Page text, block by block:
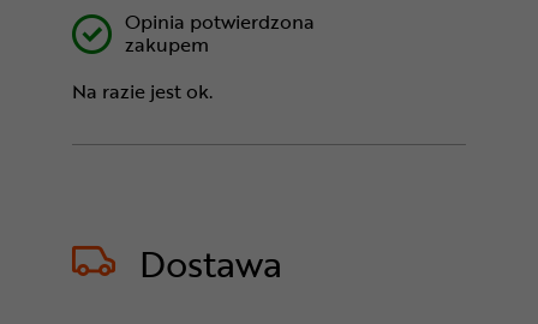
Opinia potwierdzona
zakupem
Na razie jest ok.
Dostawa